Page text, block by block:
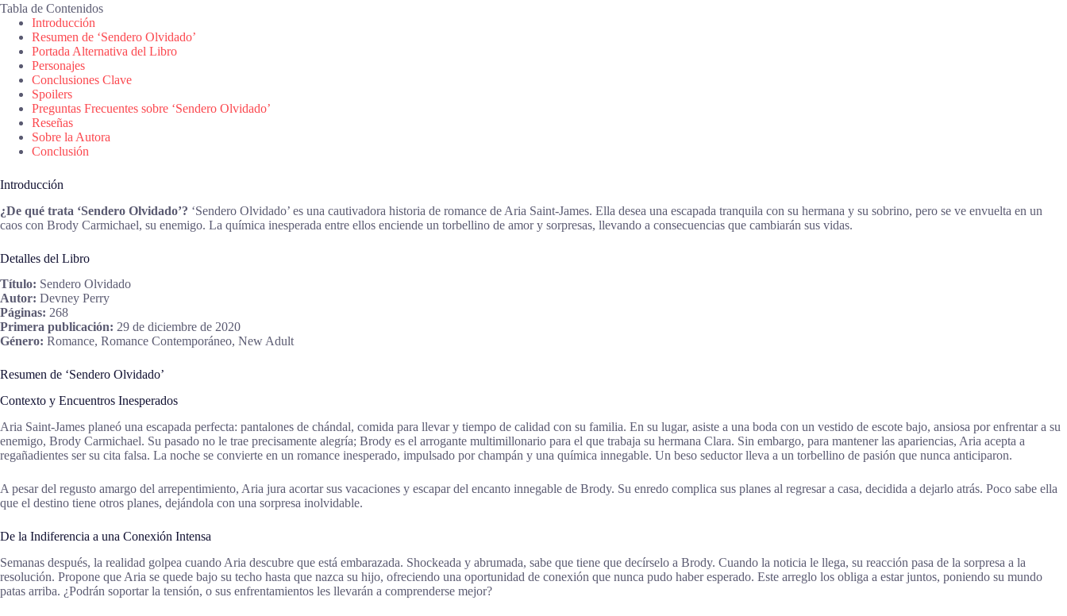
Tabla de Contenidos
Introducción
Resumen de ‘Sendero Olvidado’
Portada Alternativa del Libro
Personajes
Conclusiones Clave
Spoilers
Preguntas Frecuentes sobre ‘Sendero Olvidado’
Reseñas
Sobre la Autora
Conclusión
Introducción
¿De qué trata ‘Sendero Olvidado’? ‘Sendero Olvidado’ es una cautivadora historia de romance de Aria Saint-James. Ella desea una escapada tranquila con su hermana y su sobrino, pero se ve envuelta en un
caos con Brody Carmichael, su enemigo. La química inesperada entre ellos enciende un torbellino de amor y sorpresas, llevando a consecuencias que cambiarán sus vidas.
Detalles del Libro
Título: Sendero Olvidado
Autor: Devney Perry
Páginas: 268
Primera publicación: 29 de diciembre de 2020
Género: Romance, Romance Contemporáneo, New Adult
Resumen de ‘Sendero Olvidado’
Contexto y Encuentros Inesperados
Aria Saint-James planeó una escapada perfecta: pantalones de chándal, comida para llevar y tiempo de calidad con su familia. En su lugar, asiste a una boda con un vestido de escote bajo, ansiosa por enfrentar a su
enemigo, Brody Carmichael. Su pasado no le trae precisamente alegría; Brody es el arrogante multimillonario para el que trabaja su hermana Clara. Sin embargo, para mantener las apariencias, Aria acepta a
regañadientes ser su cita falsa. La noche se convierte en un romance inesperado, impulsado por champán y una química innegable. Un beso seductor lleva a un torbellino de pasión que nunca anticiparon.
A pesar del regusto amargo del arrepentimiento, Aria jura acortar sus vacaciones y escapar del encanto innegable de Brody. Su enredo complica sus planes al regresar a casa, decidida a dejarlo atrás. Poco sabe ella
que el destino tiene otros planes, dejándola con una sorpresa inolvidable.
De la Indiferencia a una Conexión Intensa
Semanas después, la realidad golpea cuando Aria descubre que está embarazada. Shockeada y abrumada, sabe que tiene que decírselo a Brody. Cuando la noticia le llega, su reacción pasa de la sorpresa a la
resolución. Propone que Aria se quede bajo su techo hasta que nazca su hijo, ofreciendo una oportunidad de conexión que nunca pudo haber esperado. Este arreglo los obliga a estar juntos, poniendo su mundo
patas arriba. ¿Podrán soportar la tensión, o sus enfrentamientos les llevarán a comprenderse mejor?